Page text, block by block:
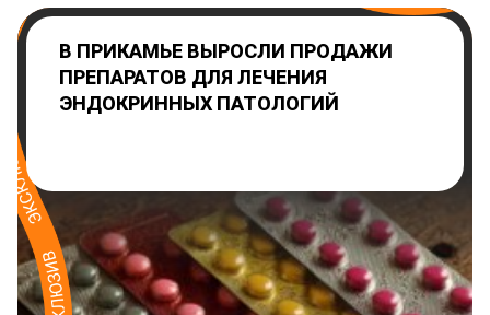
В ПРИКАМЬЕ ВЫРОСЛИ ПРОДАЖИ
ПРЕПАРАТОВ ДЛЯ ЛЕЧЕНИЯ
ЭНДОКРИННЫХ ПАТОЛОГИЙ